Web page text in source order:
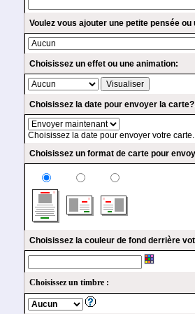
Voulez vous ajouter une petite pensée ou
Choisissez un effet ou une animation:
Choisissez la date pour envoyer la
Choisissez la date pour envoyer votre
Choisissez un format de carte pour
Choisissez la couleur de fond derrière
Choisissez un timbre :